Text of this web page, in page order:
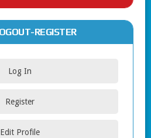
REGISTER
Log In
Register
Edit Profile